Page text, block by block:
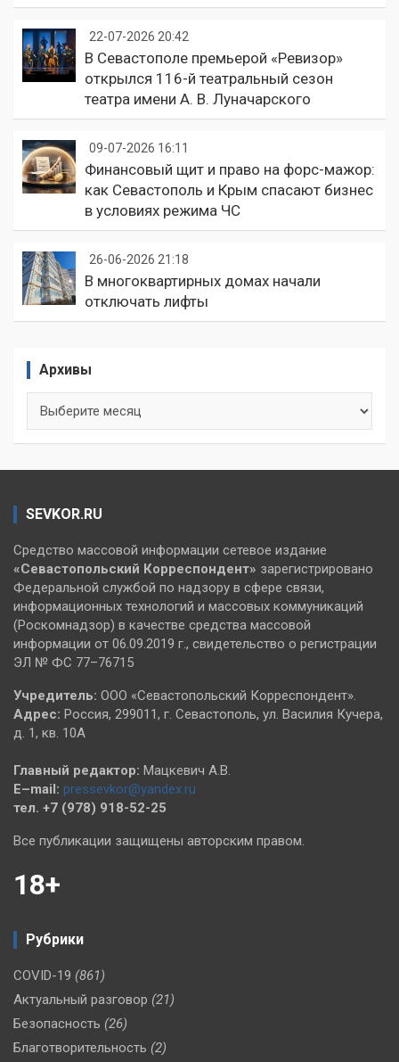
22-07-2026 20:42
В Севастополе премьерой «Ревизор»
открылся 116-й театральный сезон
театра имени А. В. Луначарского
09-07-2026 16:11
Финансовый щит и право на форс-мажор:
как Севастополь и Крым спасают бизнес
в условиях режима ЧС
26-06-2026 21:18
В многоквартирных домах начали
отключать лифты
Архивы
SEVKOR.RU
Средство массовой информации сетевое издание
«Севастопольский Корреспондент» зарегистрировано
Федеральной службой по надзору в сфере связи,
информационных технологий и массовых коммуникаций
(Роскомнадзор) в качестве средства массовой
информации от 06.09.2019 г., свидетельство о регистрации
ЭЛ № ФС 77–76715
Учредитель: ООО «Севастопольский Корреспондент».
Адрес: Россия, 299011, г. Севастополь, ул. Василия Кучера,
д. 1, кв. 10А
Главный редактор: Мацкевич А.В.
E–mail: pressevkor@yandex.ru
тел. +7 (978) 918-52-25
Все публикации защищены авторским правом.
18+
Рубрики
COVID-19 (861)
Актуальный разговор (21)
Безопасность (26)
Благотворительность (2)